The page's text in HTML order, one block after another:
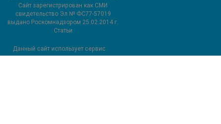
Cайт зарегистрирован как СМИ
свидетельство Эл № ФС77-57019
выдано Роскомнадзором 25.02.2014 г.
Статьи
Данный сайт использует сервис
метрических программ и